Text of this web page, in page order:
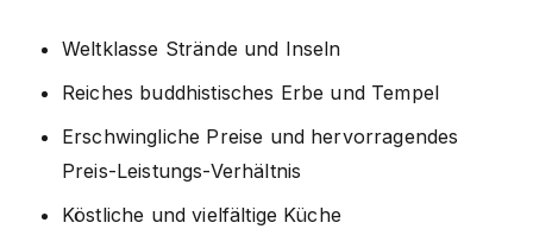
Weltklasse Strände und Inseln
Reiches buddhistisches Erbe und Tempel
Erschwingliche Preise und hervorragendes
Preis-Leistungs-Verhältnis
Köstliche und vielfältige Küche